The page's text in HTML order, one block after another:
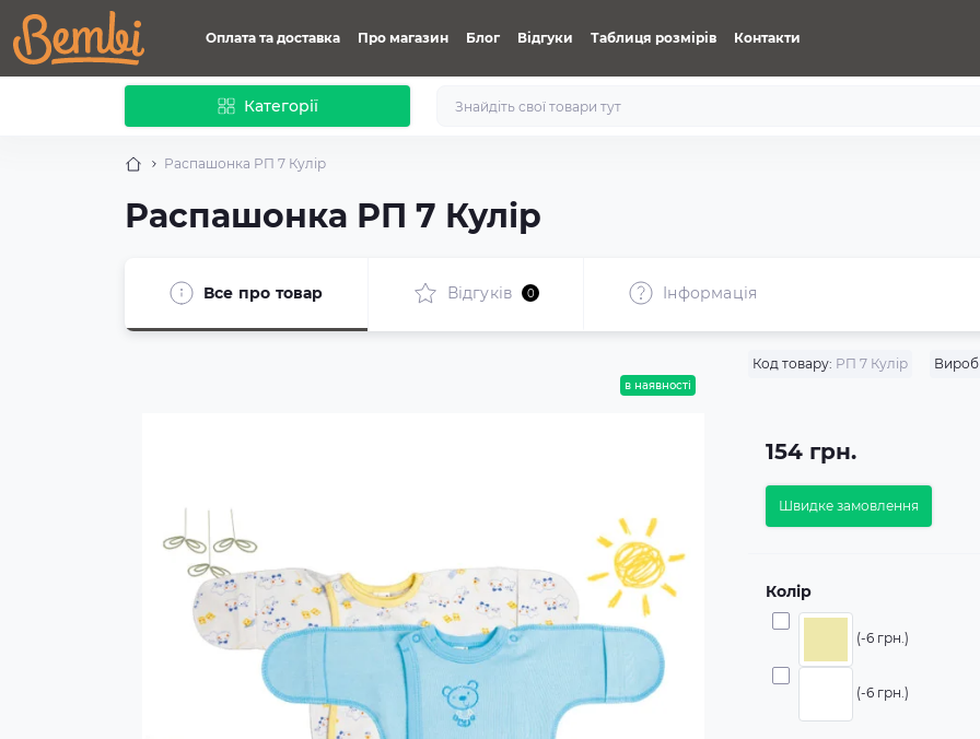
Оплата та доставка Про магазин Блог Відгуки Таблиця розмірів Контакти
Категорії
Распашонка РП 7 Кулір
Распашонка РП 7 Кулір
Все про товар Відгуків 0 Iнформація
в наявності
Код товару: РП 7 Кулір
154 грн.
Швидке замовлення
Колір
(-6 грн.)
(-6 грн.)